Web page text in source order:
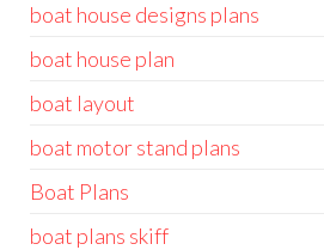
boat house designs plans
boat house plan
boat layout
boat motor stand plans
Boat Plans
boat plans skiff